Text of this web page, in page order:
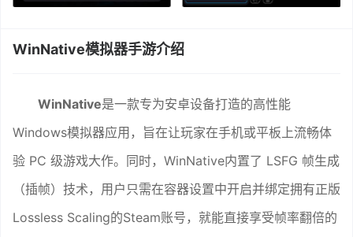
WinNative模拟器手游介绍
WinNative是一款专为安卓设备打造的高性能
Windows模拟器应用，旨在让玩家在手机或平板上流畅体
验 PC 级游戏大作。同时，WinNative内置了 LSFG 帧生成
（插帧）技术，用户只需在容器设置中开启并绑定拥有正版
Lossless Scaling的Steam账号，就能直接享受帧率翻倍的